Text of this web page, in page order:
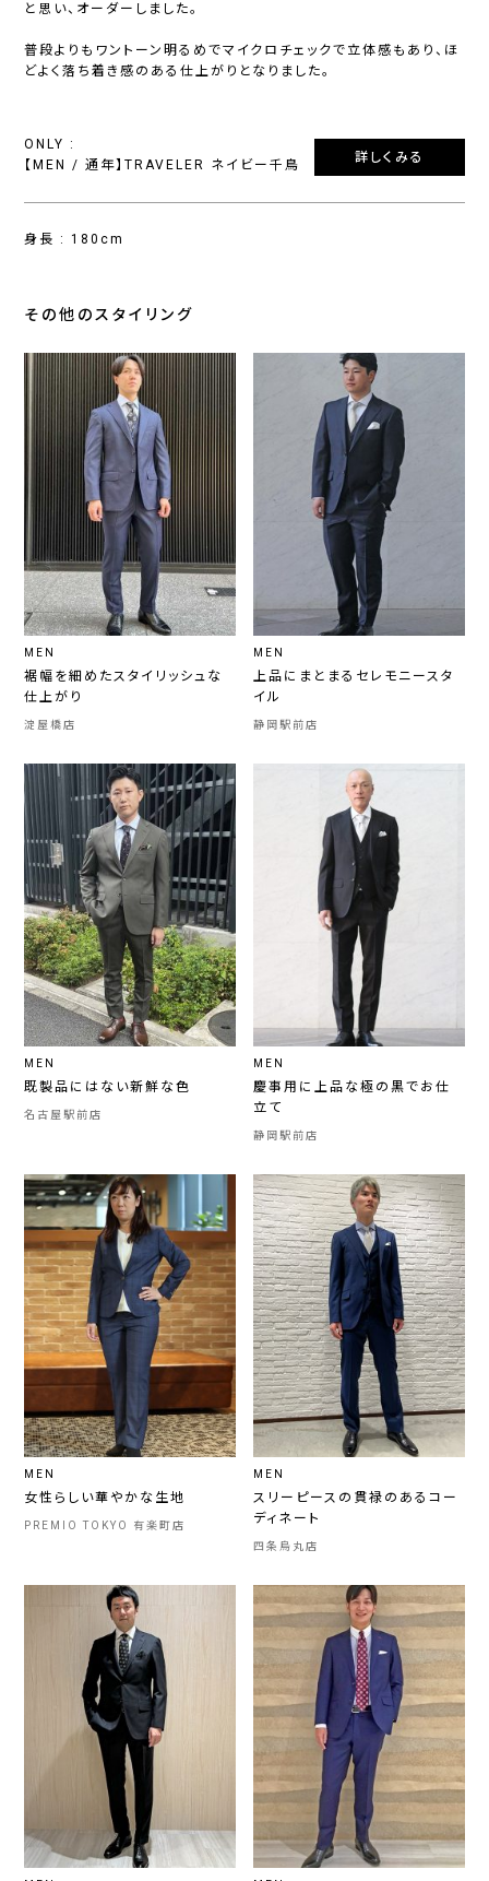
と思い、オーダーしました。
普段よりもワントーン明るめでマイクロチェックで立体感もあり、ほ
どよく落ち着き感のある仕上がりとなりました。
ONLY :
【MEN / 通年】TRAVELER ネイビー千鳥
詳しくみる
身長 : 180cm
その他のスタイリング
MEN
裾幅を細めたスタイリッシュな
仕上がり
淀屋橋店
MEN
上品にまとまるセレモニースタ
イル
静岡駅前店
MEN
既製品にはない新鮮な色
名古屋駅前店
MEN
慶事用に上品な極の黒でお仕
立て
静岡駅前店
MEN
女性らしい華やかな生地
PREMIO TOKYO 有楽町店
MEN
スリーピースの貫禄のあるコー
ディネート
四条烏丸店